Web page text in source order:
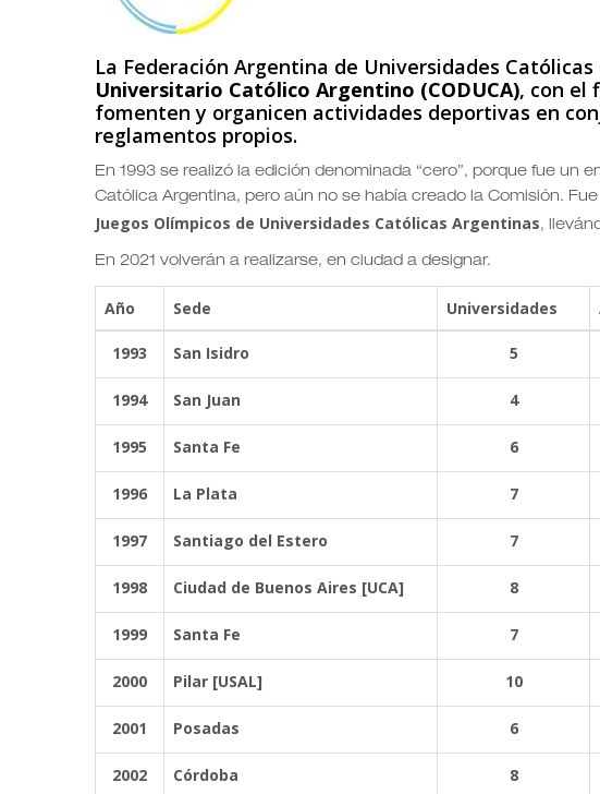
La Federación Argentina de Universidades Católicas
Universitario Católico Argentino (CODUCA), con el
fomenten y organicen actividades deportivas en
reglamentos propios.
En 1993 se realizó la edición denominada “cero”, porque fue un
Católica Argentina, pero aún no se había creado la Comisión.
Juegos Olímpicos de Universidades Católicas Argentinas,
En 2021 volverán a realizarse, en ciudad a designar.
Año Sede Universidades
1993 San Isidro 5
1994 San Juan 4
1995 Santa Fe 6
1996 La Plata 7
1997 Santiago del Estero 7
1998 Ciudad de Buenos Aires [UCA] 8
1999 Santa Fe 7
2000 Pilar [USAL] 10
2001 Posadas 6
2002 Córdoba 8